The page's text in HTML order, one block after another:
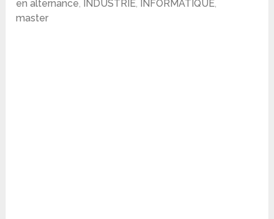
en alternance, INDUSTRIE, INFORMATIQUE,
master